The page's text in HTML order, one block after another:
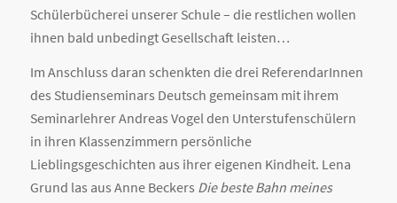
Schülerbücherei unserer Schule – die restlichen wollen
ihnen bald unbedingt Gesellschaft leisten…
Im Anschluss daran schenkten die drei ReferendarInnen
des Studienseminars Deutsch gemeinsam mit ihrem
Seminarlehrer Andreas Vogel den Unterstufenschülern
in ihren Klassenzimmern persönliche
Lieblingsgeschichten aus ihrer eigenen Kindheit. Lena
Grund las aus Anne Beckers Die beste Bahn meines